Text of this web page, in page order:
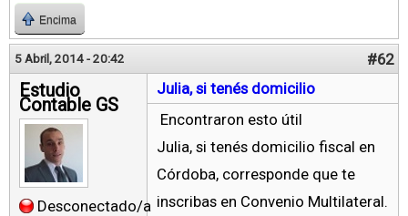
Encima
5 Abril, 2014 - 20:42 #62
Estudio
Contable GS
Desconectado/a
Julia, si tenés domicilio
Encontraron esto útil
Julia, si tenés domicilio fiscal en
Córdoba, corresponde que te
inscribas en Convenio Multilateral.